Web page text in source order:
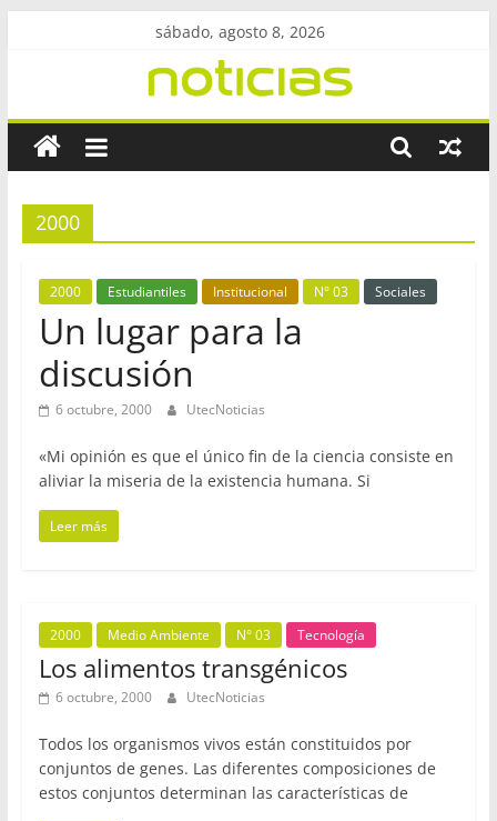
sábado, agosto 8, 2026
Revista
UtecNoticias
Facultad
Bahía
Blanca
UTN
2000
2000 Estudiantiles Institucional N° 03 Sociales
Un lugar para la
discusión
6 octubre, 2000 UtecNoticias
«Mi opinión es que el único fin de la ciencia consiste en
aliviar la miseria de la existencia humana. Si
Leer más
2000 Medio Ambiente N° 03 Tecnología
Los alimentos transgénicos
6 octubre, 2000 UtecNoticias
Todos los organismos vivos están constituidos por
conjuntos de genes. Las diferentes composiciones de
estos conjuntos determinan las características de